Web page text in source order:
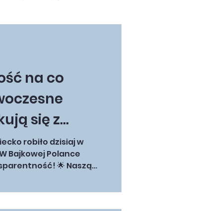
na co
się z
robiło dzisiaj w
Bajkowej Polance
🌟 Naszą
INSO – Twoje